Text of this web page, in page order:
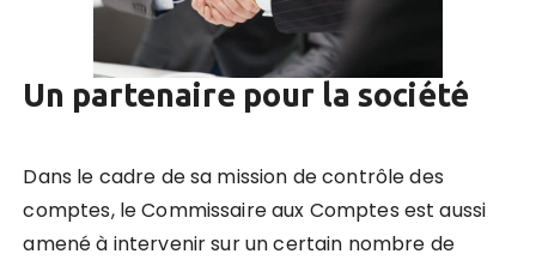
Un partenaire pour la société
Dans le cadre de sa mission de contrôle des
comptes, le Commissaire aux Comptes est aussi
amené à intervenir sur un certain nombre de